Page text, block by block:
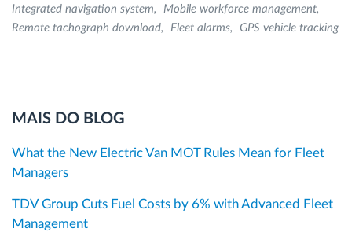
Integrated navigation system
Mobile workforce management
Remote tachograph download
Fleet alarms GPS vehicle tracking
MAIS DO BLOG
What the New Electric Van MOT Rules Mean for Fleet
Managers
TDV Group Cuts Fuel Costs by 6% with Advanced Fleet
Management